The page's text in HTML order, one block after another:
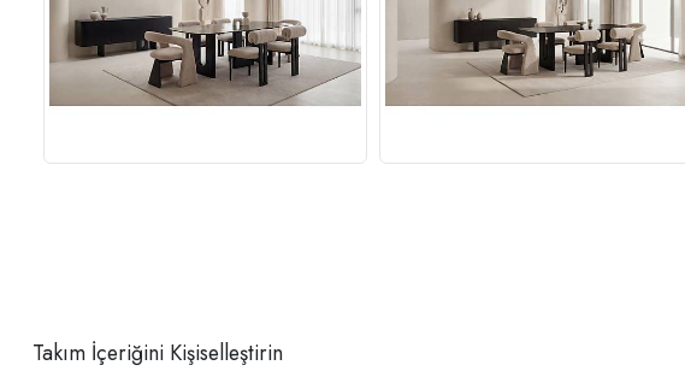
Takım İçeriğini Kişiselleştirin